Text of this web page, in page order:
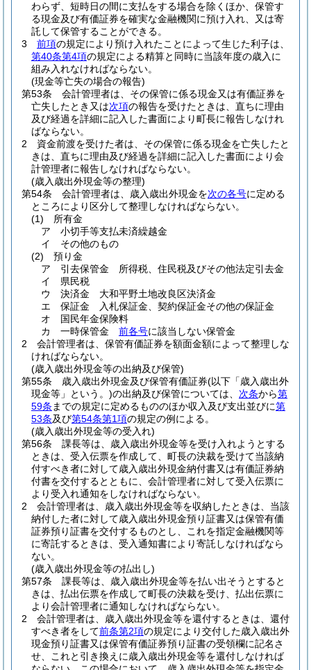
わらず、短時日の間に支払をする場合を除くほか、保管す
る現金及び有価証券を確実な金融機関に預け入れ、又は寄
託して保管することができる。
3
前項の規定により預け入れたことによって生じた利子は、
第40条第4項の規定による精算と同時に当該年度の歳入に
組み入れなければならない。
(現金等亡失の場合の報告)
第53条
会計管理者は、その保管に係る現金又は有価証券を
亡失したとき又は次項の報告を受けたときは、直ちに理由
及び経過を詳細に記入した書面により町長に報告しなけれ
ばならない。
2
資金前渡を受けた者は、その保管に係る現金を亡失したと
きは、直ちに理由及び経過を詳細に記入した書面により会
計管理者に報告しなければならない。
(歳入歳出外現金等の整理)
第54条
会計管理者は、歳入歳出外現金を次の各号に定める
ところにより区分して整理しなければならない。
(1)
所有金
ア
小切手等支払未済繰越金
イ
その他のもの
(2)
預り金
ア
引去保管金 所得税、住民税及びその他法定引去金
イ
県民税
ウ
決済金 大和平野土地改良区決済金
エ
保証金 入札保証金、契約保証金その他の保証金
オ
国民年金保険料
カ
一時保管金 前各号に該当しない保管金
2
会計管理者は、保管有価証券を額面金額によって整理しな
ければならない。
(歳入歳出外現金等の出納及び保管)
第55条
歳入歳出外現金及び保管有価証券(以下「歳入歳出外
現金等」という。)の出納及び保管については、 次条から第
59条 までの規定に定めるもののほか収入及び支出並びに第
53条及び第54条第1項の規定の例による。
(歳入歳出外現金等の受入れ)
第56条
課長等は、歳入歳出外現金等を受け入れようとする
ときは、受入伝票を作成して、町長の決裁を受けて当該納
付すべき者に対して歳入歳出外現金納付書又は有価証券納
付書を交付するとともに、会計管理者に対して受入伝票に
より受入れ通知をしなければならない。
2
会計管理者は、歳入歳出外現金等を収納したときは、当該
納付した者に対して歳入歳出外現金預り証書又は保管有価
証券預り証書を交付するものとし、これを指定金融機関等
に寄託するときは、受入通知書により寄託しなければなら
ない。
(歳入歳出外現金等の払出し)
第57条
課長等は、歳入歳出外現金等を払い出そうとすると
きは、払出伝票を作成して町長の決裁を受け、払出伝票に
より会計管理者に通知しなければならない。
2
会計管理者は、歳入歳出外現金等を還付するときは、還付
すべき者をして前条第2項の規定により交付した歳入歳出外
現金預り証書又は保管有価証券預り証書の受領欄に記名さ
せ、これと引き換えに歳入歳出外現金等を還付しなければ